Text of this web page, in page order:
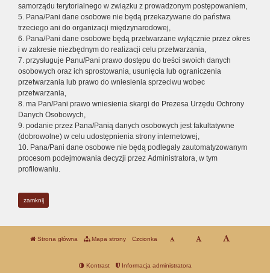
samorządu terytorialnego w związku z prowadzonym postępowaniem,
5. Pana/Pani dane osobowe nie będą przekazywane do państwa
trzeciego ani do organizacji międzynarodowej,
6. Pana/Pani dane osobowe będą przetwarzane wyłącznie przez okres
i w zakresie niezbędnym do realizacji celu przetwarzania,
7. przysługuje Panu/Pani prawo dostępu do treści swoich danych
osobowych oraz ich sprostowania, usunięcia lub ograniczenia
przetwarzania lub prawo do wniesienia sprzeciwu wobec
przetwarzania,
8. ma Pan/Pani prawo wniesienia skargi do Prezesa Urzędu Ochrony
Danych Osobowych,
9. podanie przez Pana/Panią danych osobowych jest fakultatywne
(dobrowolne) w celu udostępnienia strony internetowej,
10. Pana/Pani dane osobowe nie będą podlegały zautomatyzowanym
procesom podejmowania decyzji przez Administratora, w tym
profilowaniu.
zamknij
Strona główna Mapa strony Czcionka
Kontrast Informacja administratora